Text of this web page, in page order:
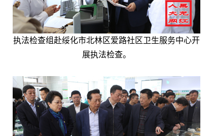
执法检查组赴绥化市北林区爱路社区卫生服务中心开
展执法检查。